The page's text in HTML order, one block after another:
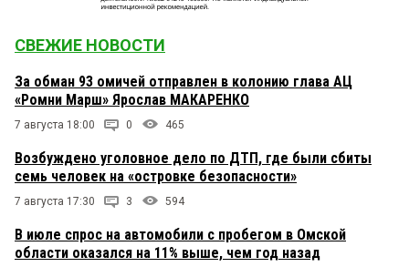
СВЕЖИЕ НОВОСТИ
За обман 93 омичей отправлен в колонию глава АЦ
«Ромни Марш» Ярослав МАКАРЕНКО
7 августа 18:00 0 465
Возбуждено уголовное дело по ДТП, где были сбиты
семь человек на «островке безопасности»
7 августа 17:30 3 594
В июле спрос на автомобили с пробегом в Омской
области оказался на 11% выше, чем год назад